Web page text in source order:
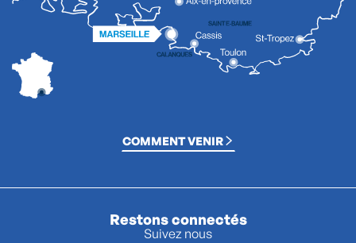
COMMENT VENIR
Restons connectés
Suivez nous